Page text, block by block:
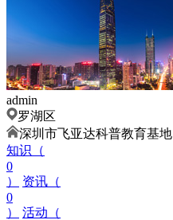
admin
罗湖区
深圳市飞亚达科普教育基地
知识（
0
）
资讯（
0
）
活动（